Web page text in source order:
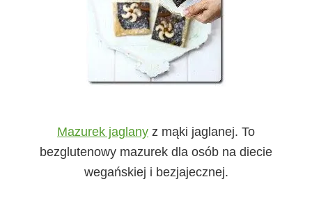
Mazurek jaglany z mąki jaglanej. To
bezglutenowy mazurek dla osób na diecie
wegańskiej i bezjajecznej.